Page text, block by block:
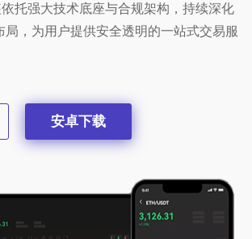
托强大技术底座与合规架构，持续深化
局，为用户提供安全透明的一站式交易服
安卓下载